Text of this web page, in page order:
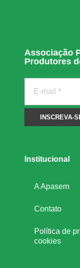
a
n
Associação
Produtores
Institucional
A Apasem
Contato
Política de
cookies